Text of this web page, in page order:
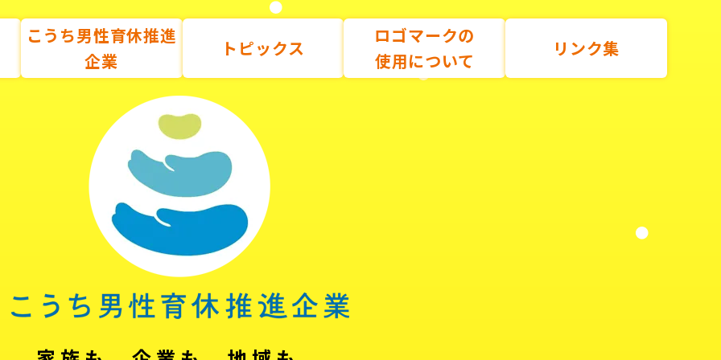
こうち男性育休推進
企業
トピックス
ロゴマークの
使用について
リンク集